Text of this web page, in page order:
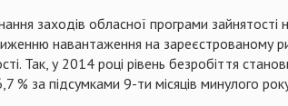
заходів обласної програми
навантаження на зареєстрованому
Так, у 2014 році рівень безробіття
% за підсумками 9-ти місяців минулого